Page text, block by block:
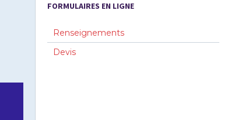
FORMULAIRES EN LIGNE
Renseignements
Devis